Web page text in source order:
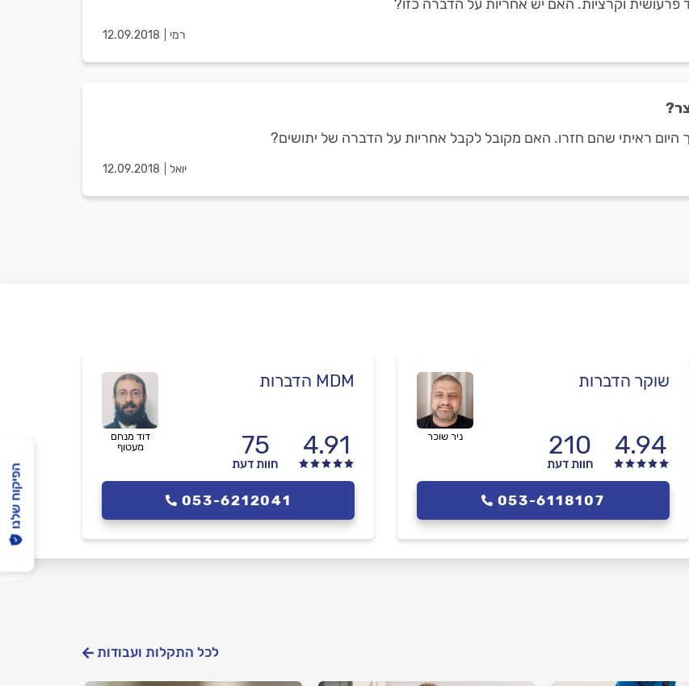
רמי 12.09.2018
היום ראיתי שהם חזרו. האם מקובל לקבל אחריות על הדברה של יתושים?
יואל 12.09.2018
שוקר הדברות
4.94
210
חוות דעת
ניר שוכר
053-6118107
MDM הדברות
4.91
75
חוות דעת
דוד מנחם
מעטוף
053-6212041
לכל התקלות ועבודות
הפיקוח שלנו